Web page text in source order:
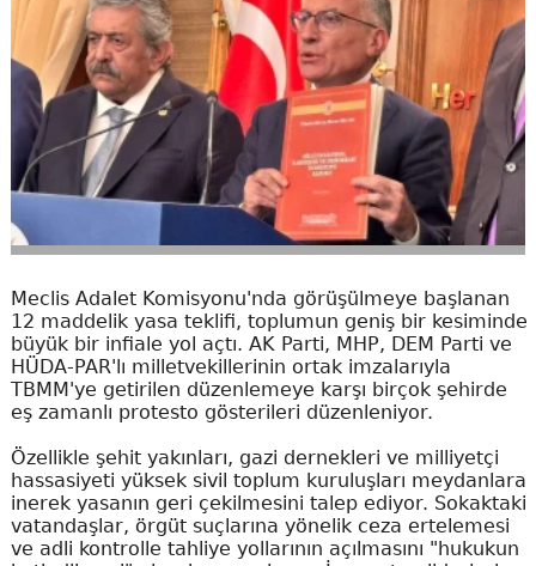
Meclis Adalet Komisyonu'nda görüşülmeye başlanan
12 maddelik yasa teklifi, toplumun geniş bir kesiminde
büyük bir infiale yol açtı. AK Parti, MHP, DEM Parti ve
HÜDA-PAR'lı milletvekillerinin ortak imzalarıyla
TBMM'ye getirilen düzenlemeye karşı birçok şehirde
eş zamanlı protesto gösterileri düzenleniyor.
Özellikle şehit yakınları, gazi dernekleri ve milliyetçi
hassasiyeti yüksek sivil toplum kuruluşları meydanlara
inerek yasanın geri çekilmesini talep ediyor. Sokaktaki
vatandaşlar, örgüt suçlarına yönelik ceza ertelemesi
ve adli kontrolle tahliye yollarının açılmasını "hukukun